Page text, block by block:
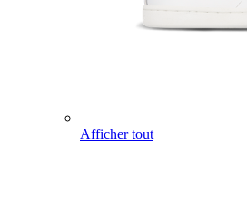
Afficher tout